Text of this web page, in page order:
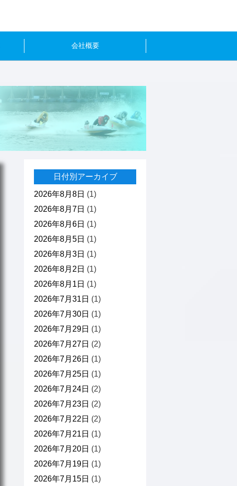
会社概要
日付別アーカイブ
2026年8月8日 (1)
2026年8月7日 (1)
2026年8月6日 (1)
2026年8月5日 (1)
2026年8月3日 (1)
2026年8月2日 (1)
2026年8月1日 (1)
2026年7月31日 (1)
2026年7月30日 (1)
2026年7月29日 (1)
2026年7月27日 (2)
2026年7月26日 (1)
2026年7月25日 (1)
2026年7月24日 (2)
2026年7月23日 (2)
2026年7月22日 (2)
2026年7月21日 (1)
2026年7月20日 (1)
2026年7月19日 (1)
2026年7月15日 (1)